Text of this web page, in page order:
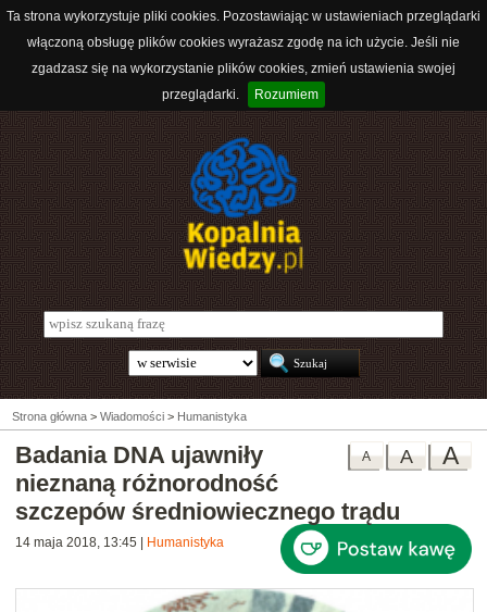
Ta strona wykorzystuje pliki cookies. Pozostawiając w ustawieniach przeglądarki
włączoną obsługę plików cookies wyrażasz zgodę na ich użycie. Jeśli nie
zgadzasz się na wykorzystanie plików cookies, zmień ustawienia swojej
przeglądarki.
Rozumiem
Strona główna > Wiadomości > Humanistyka
A
A
A
Badania DNA ujawniły
nieznaną różnorodność
szczepów średniowiecznego trądu
14 maja 2018, 13:45 Humanistyka